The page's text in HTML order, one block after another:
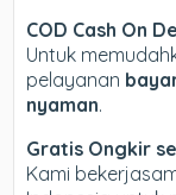
COD Cash On
Untuk
pelayanan
nyaman.
Gratis Ongkir
Kami